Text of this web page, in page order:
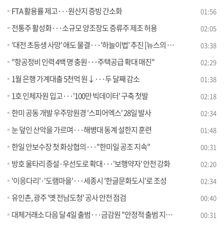
FTA 활용률 제고···원산지 증빙 간소화 01:56
전통주 활성화···소규모 양조장도 증류주 제조 허용 02:05
'대전 초등생 사망' 애도 물결···'하늘이법' 추진 [뉴스의 맥] 03:38
"항공정비 인력 4백 명 충원···주택공급 확대 매진" 02:29
1월 은행 가계대출 5천억 원↓···두 달째 감소 01:38
1호 인체자원 입고···'100만 빅데이터' 구축 첫발 02:18
한미 공동 개발 우주망원경 '스피어엑스' 28일 발사 02:34
눈 덮인 산악을 가르며···해병대 동계 설한지 훈련 01:48
한일 안보수장 첫 화상협의···"한미일 공조 지속" 00:31
방호 울타리 증설·우선도로 확대···'보행약자' 안전 강화 02:20
'이응다리'·'도램마을'···세종시 '한글문화도시'로 조성 02:34
유인촌, 광주 '옛 전남도청' 공사 안전 점검 00:40
대체거래소 다음 달 4일 출범···금감원 "안정적 출범 지원" 00:31